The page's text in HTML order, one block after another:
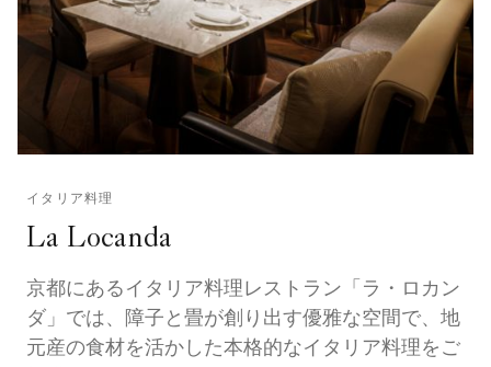
イタリア料理
La Locanda
京都にあるイタリア料理レストラン「ラ・ロカン
ダ」では、障子と畳が創り出す優雅な空間で、地
元産の食材を活かした本格的なイタリア料理をご